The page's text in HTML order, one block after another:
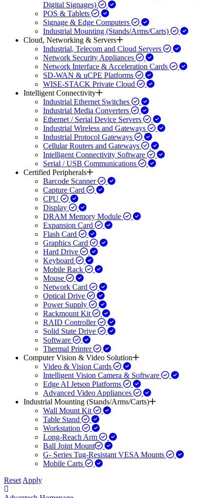
Digital Signages)
POS & Tablets
Signage & Edge Computers
Industrial Mounting (Stands/Arms/Carts)
Cloud, Networking & Servers
Industrial, Telecom and Cloud Servers
Network Security Appliances
Network Interface & Acceleration Cards
SD-WAN & uCPE Platforms
WISE-STACK Private Cloud
Intelligent Connectivity
Industrial Ethernet Switches
Industrial Media Converters
Ethernet / Serial Device Servers
Industrial Wireless and Gateways
Industrial Protocol Gateways
Cellular Routers and Gateways
Intelligent Connectivity Software
Serial / USB Communications
Certified Peripherals
Barcode Scanner
Capture Card
CPU
Display
DRAM Memory Module
Expansion Card
Flash Card
Graphics Card
Hard Drive
Keyboard
Mobile Rack
Mouse
Network Card
Optical Drive
Power Supply
Rackmount Kit
RAID Controller
Solid State Drive
Software
Thermal Printer
Computer Vision & Video Solution
Video & Vision Cards
Intelligent Vision Camera & Software
Edge AI Jetson Platforms
Advanced Video Appliances
Industrial Mounting (Stands/Arms/Carts)
Wall Mount Kit
Table Stand
Workstation
Long-Reach Arm
Ball Joint Mount​
G- Series Tug-Resistant VESA Mounts
Mobile Carts
Reset Apply